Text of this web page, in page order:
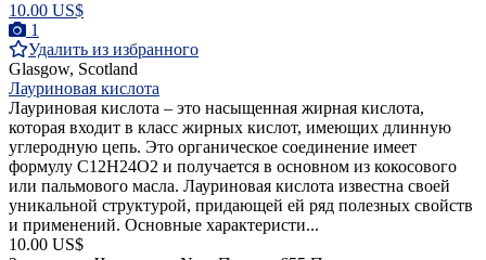
10.00 US$
1
Удалить из избранного
Glasgow, Scotland
Лауриновая кислота
Лауриновая кислота – это насыщенная жирная кислота,
которая входит в класс жирных кислот, имеющих длинную
углеродную цепь. Это органическое соединение имеет
формулу C12H24O2 и получается в основном из кокосового
или пальмового масла. Лауриновая кислота известна своей
уникальной структурой, придающей ей ряд полезных свойств
и применений. Основные характеристи...
10.00 US$